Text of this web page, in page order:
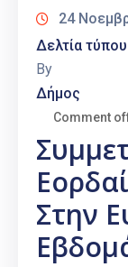
24
Δελτία τύπου
By
Δήμος
Comment
Στην